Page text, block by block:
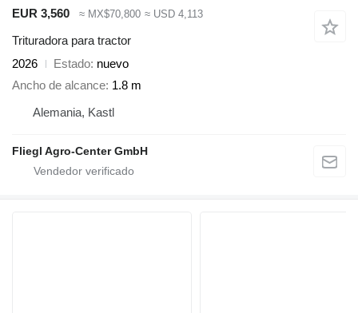
EUR 3,560
≈ MX$70,800 ≈ USD 4,113
Trituradora para tractor
2026
Estado nuevo
Ancho de alcance 1.8 m
Alemania, Kastl
Fliegl Agro-Center GmbH